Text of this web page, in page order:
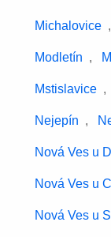
Michalovice ,
Modletín ,
Mstislavice ,
Nejepín ,
Nová Ves u
Nová Ves u
Nová Ves u